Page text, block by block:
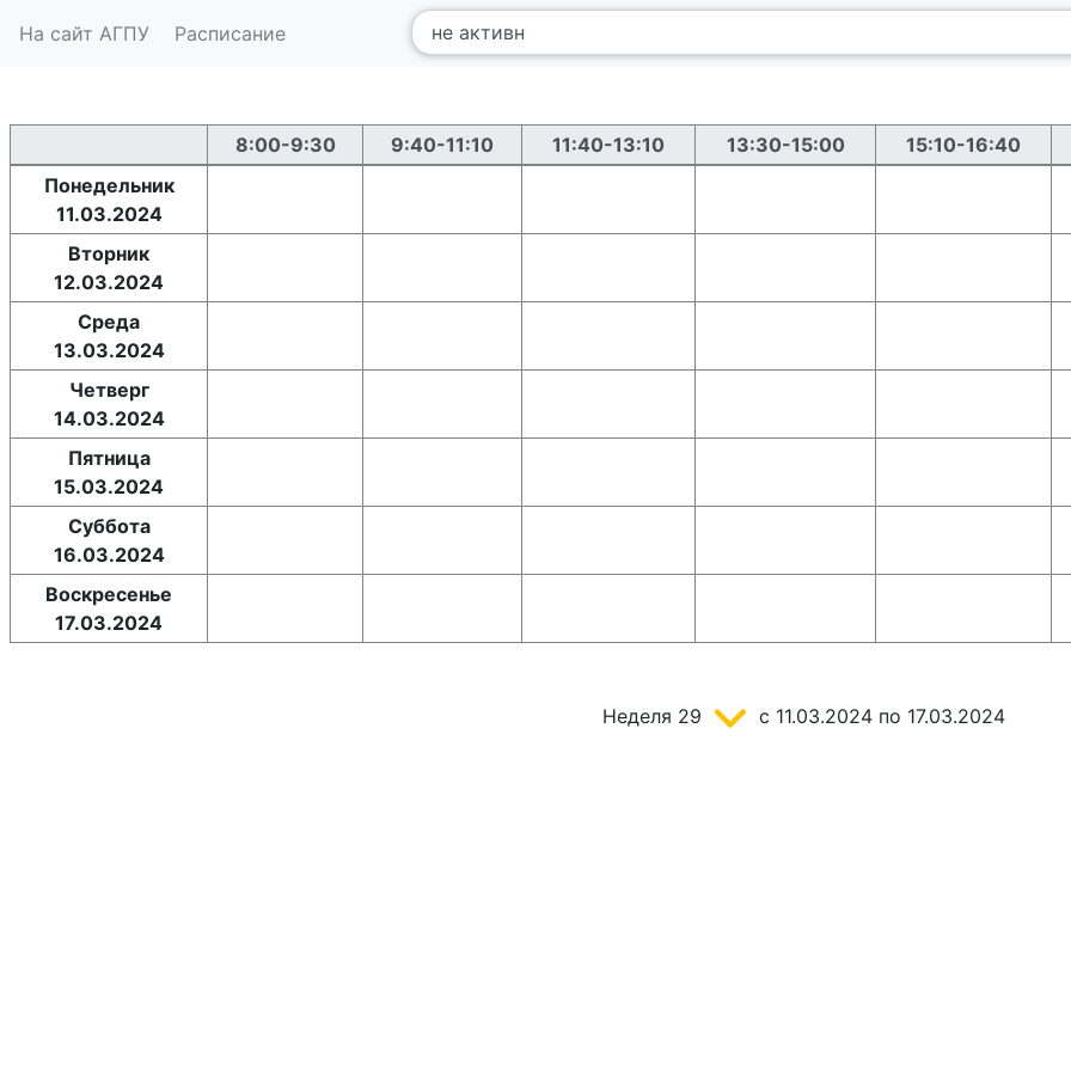
На сайт АГПУ Расписание
8:00-9:30 9:40-11:10 11:40-13:10 13:30-15:00 15:10-16:40
Понедельник
11.03.2024
Вторник
12.03.2024
Среда
13.03.2024
Четверг
14.03.2024
Пятница
15.03.2024
Суббота
16.03.2024
Воскресенье
17.03.2024
Неделя 29 c 11.03.2024 по 17.03.2024